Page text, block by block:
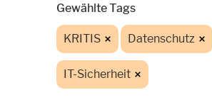
Gewählte Tags
KRITIS Datenschutz
IT-Sicherheit